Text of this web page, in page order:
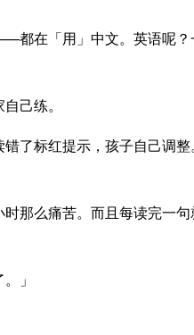
在「用」中文。英语呢
己练。
了标红提示，孩子自己调
那么痛苦。而且每读完一
」